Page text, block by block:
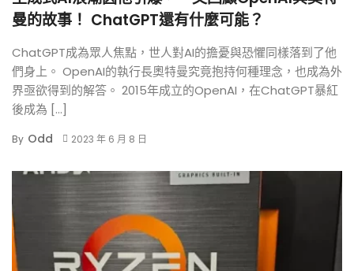
曼的故事！ ChatGPT還有什麼可能？
ChatGPT成為眾人焦點，世人對AI的擔憂與恐懼同樣落到了他
們身上。 OpenAI的執行長奧特曼究竟抱持何種理念，也成為外
界亟欲得到的解答。 2015年成立的OpenAI，在ChatGPT暴紅
後成為 […]
By Odd 2023 年 6 月 8 日